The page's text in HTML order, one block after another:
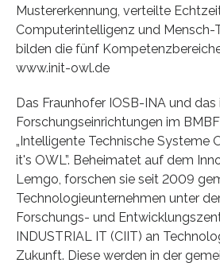
Mustererkennung, verteilte
Computerintelligenz und Mensch-
bilden die fünf
www.init-owl.de
Das Fraunhofer IOSB-INA und
Forschungseinrichtungen im
„Intelligente Technische Systeme
it's OWL”. Beheimatet auf dem
Lemgo, forschen sie seit 2009
Technologieunternehmen unter
Forschungs- und
INDUSTRIAL IT (CIIT) an
Zukunft. Diese werden in der